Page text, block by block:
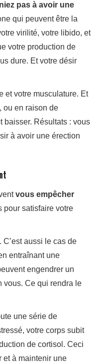
pas à avoir une
qui peuvent être la
virilité, votre libido, et
votre production de
dure. Et votre désir
et votre musculature. Et
ou en raison de
baisser. Résultats : vous
à avoir une érection
vous empêcher
pour satisfaire votre
C’est aussi le cas de
entraînant une
engendrer un
vous. Ce qui rendra le
une série de
votre corps subit
de cortisol. Ceci
et à maintenir une